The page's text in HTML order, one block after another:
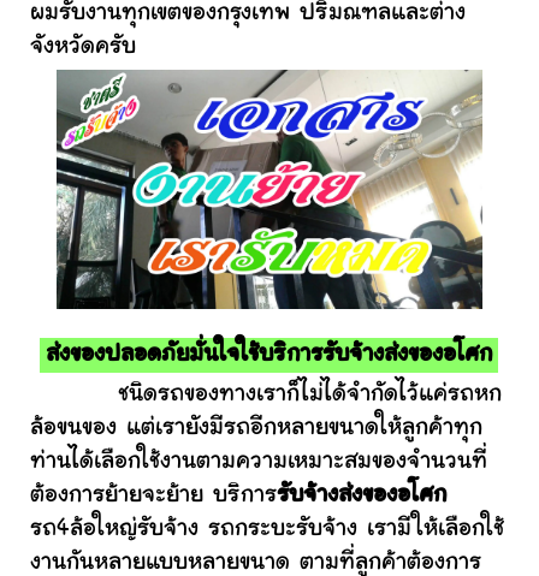
ผมรับงานทุกเขตของกรุงเทพ ปริมณฑลและต่าง
จังหวัดครับ
ส่งของปลอดภัยมั่นใจใช้บริการรับจ้างส่งของอโศก
ชนิดรถของทางเราก็ไม่ได้จำกัดไว้แค่รถหก
ล้อขนของ แต่เรายังมีรถอีกหลายขนาดให้ลูกค้าทุก
ท่านได้เลือกใช้งานตามความเหมาะสมของจำนวนที่
ต้องการย้ายจะย้าย บริการรับจ้างส่งของอโศก
รถ4ล้อใหญ่รับจ้าง รถกระบะรับจ้าง เรามีให้เลือกใช้
งานกันหลายแบบหลายขนาด ตามที่ลูกค้าต้องการ